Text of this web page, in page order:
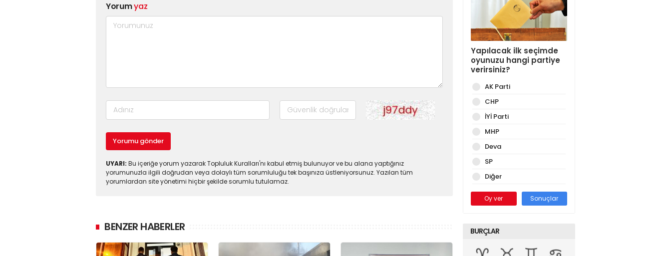
Yorumyaz
Yorumu gönder
UYARI: Bu içeriğe yorum yazarak Topluluk Kuralları'nı kabul etmiş bulunuyor ve bu alana yaptığınız
yorumunuzla ilgili doğrudan veya dolaylı tüm sorumluluğu tek başınıza üstleniyorsunuz. Yazılan tüm
yorumlardan site yönetimi hiçbir şekilde sorumlu tutulamaz.
BENZER HABERLER
Yapılacak ilk seçimde
oyunuzu hangi partiye
verirsiniz?
AK Parti
CHP
İYİ Parti
MHP
Deva
SP
Diğer
Oy ver Sonuçlar
BURÇLAR